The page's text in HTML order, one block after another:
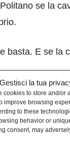
Gestisci la tua
cookies to store and/or
improve browsing
to these
behavior or
consent, may
se la
basta. E se la
il rigore che
con